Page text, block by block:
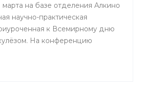
на базе отделения Алкино
научно-практическая
к Всемирному дню
На конференцию
почётные гости.